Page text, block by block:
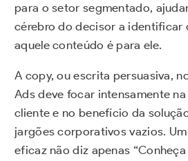
para o setor segmentado,
cérebro do decisor a identificar
aquele conteúdo é para ele.
A copy, ou escrita persuasiva,
Ads deve focar intensamente
cliente e no benefício da
jargões corporativos vazios.
eficaz não diz apenas